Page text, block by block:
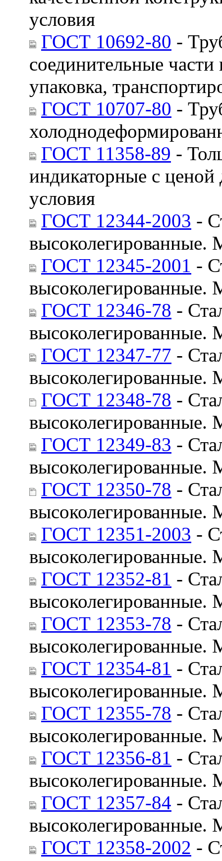
условия
ГОСТ 10692-80 -
соединительные
упаковка,
ГОСТ 10707-80 -
ГОСТ 11358-89 -
индикаторные с
условия
ГОСТ 12344-2003 -
высоколегированные.
ГОСТ 12345-2001 -
высоколегированные.
ГОСТ 12346-78 -
высоколегированные.
ГОСТ 12347-77 -
высоколегированные.
ГОСТ 12348-78 -
высоколегированные.
ГОСТ 12349-83 -
высоколегированные.
ГОСТ 12350-78 -
высоколегированные.
ГОСТ 12351-2003 -
высоколегированные.
ГОСТ 12352-81 -
высоколегированные.
ГОСТ 12353-78 -
высоколегированные.
ГОСТ 12354-81 -
высоколегированные.
ГОСТ 12355-78 -
высоколегированные.
ГОСТ 12356-81 -
высоколегированные.
ГОСТ 12357-84 -
высоколегированные.
ГОСТ 12358-2002 -